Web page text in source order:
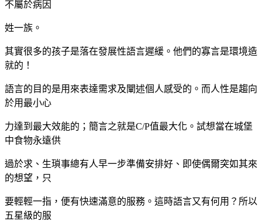
不屬於病因
姓一族。
其實很多的孩子是落在發展性語言遲緩。他們的寡言是環境造
就的！
語言的目的是用來表達需求及闡述個人感受的。而人性是趨向
於用最小心
力達到最大效能的；簡言之就是C/P值最大化。試想當在城堡
中食物永遠供
過於求、生瑣事總有人早一步準備安排好、即使偶爾突如其來
的想望，只
要輕輕一指，便有快速滿意的服務。這時語言又有何用？所以
五星級的服